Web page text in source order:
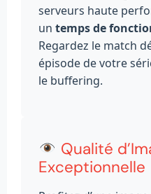
serveurs haute
un temps de
Regardez le match
épisode de votre
le buffering.
Qualité
Exceptionnelle